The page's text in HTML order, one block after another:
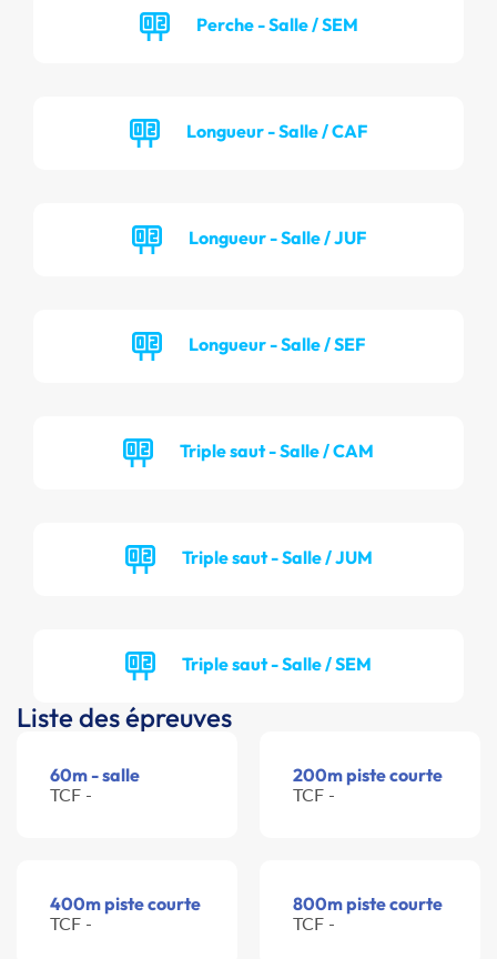
Perche - Salle / SEM
Longueur - Salle / CAF
Longueur - Salle / JUF
Longueur - Salle / SEF
Triple saut - Salle / CAM
Triple saut - Salle / JUM
Triple saut - Salle / SEM
Liste des épreuves
60m - salle
TCF -
200m piste courte
TCF -
400m piste courte
TCF -
800m piste courte
TCF -